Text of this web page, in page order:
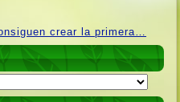
crear la primera…